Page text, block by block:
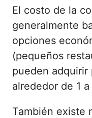
El costo de la
generalmente
opciones
(pequeños
pueden
alrededor de 1
También existe